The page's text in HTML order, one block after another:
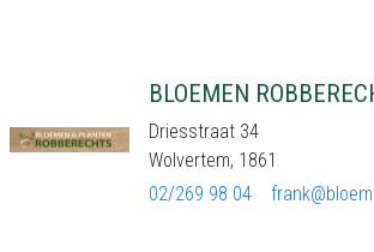
BLOEMEN
Driesstraat 34
Wolvertem, 1861
02/269 98 04